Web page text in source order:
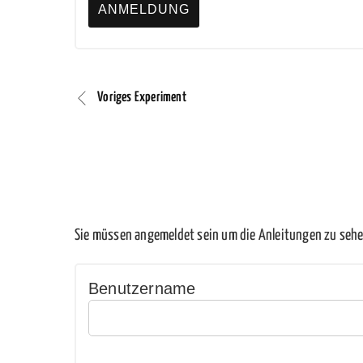
Voriges Experiment
Sie müssen angemeldet sein um die Anleitungen zu
Benutzername